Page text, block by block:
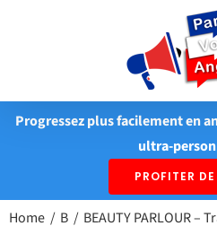
Progressez plus facilement en
ultra-
PROFITER DE
Home B BEAUTY PARLOUR –